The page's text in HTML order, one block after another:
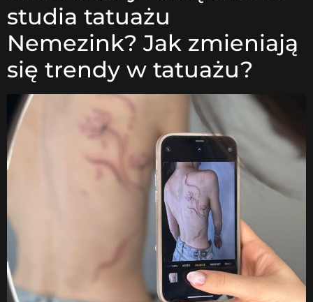
studia tatuażu
Nemezink? Jak zmieniają
się trendy w tatuażu?